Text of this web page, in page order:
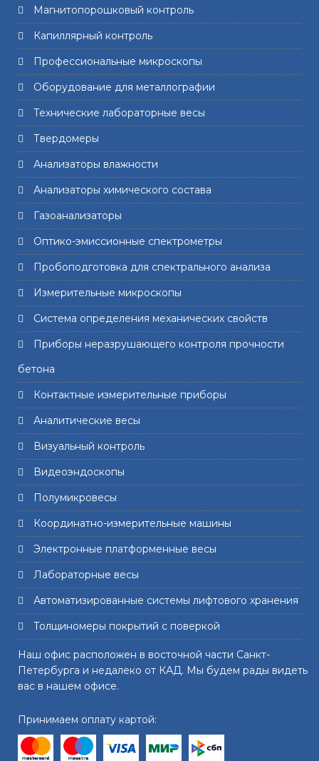
Магнитопорошковый контроль
Капиллярный контроль
Профессиональные микроскопы
Оборудование для металлографии
Технические лабораторные весы
Твердомеры
Анализаторы влажности
Анализаторы химического состава
Газоанализаторы
Оптико-эмиссионные спектрометры
Пробоподготовка для спектрального анализа
Измерительные микроскопы
Система определения механических свойств
Приборы неразрушающего контроля прочности
бетона
Контактные измерительные приборы
Аналитические весы
Визуальный контроль
Видеоэндоскопы
Полумикровесы
Координатно-измерительные машины
Электронные платформенные весы
Лабораторные весы
Автоматизированные системы лифтового хранения
Толщиномеры покрытий с поверкой
Наш офис расположен в восточной части Санкт-
Петербурга и недалеко от КАД. Мы будем рады видеть
вас в нашем офисе.
Принимаем оплату картой: